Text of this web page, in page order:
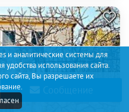
и аналитические системы для
использования сайта.
сайта, Вы разрешаете их
Сообщение